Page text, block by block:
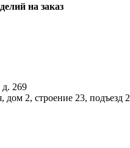
на заказ
д. 269
дом 2, строение 23, подъезд 2